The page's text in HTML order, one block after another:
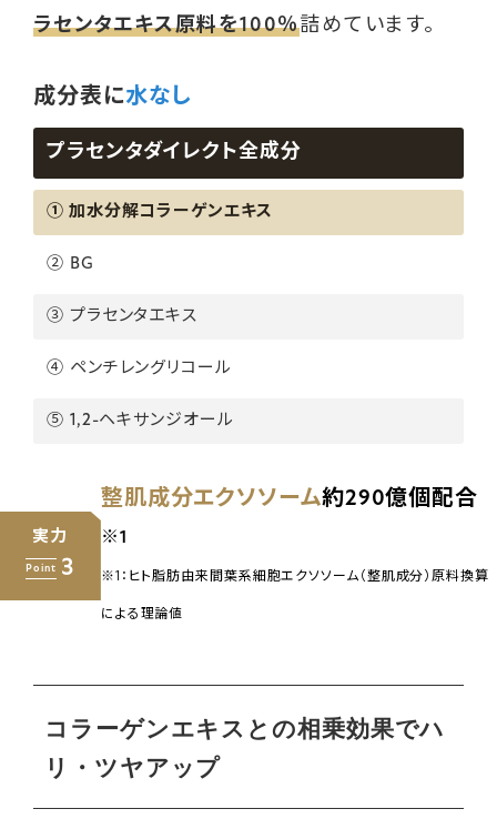
ラセンタエキス原料を100％詰めています。
成分表に水なし
プラセンタダイレクト全成分
① 加水分解コラーゲンエキス
② BG
③ プラセンタエキス
④ ペンチレングリコール
⑤ 1,2-ヘキサンジオール
実力
Point 3
整肌成分エクソソーム約290億個配合
※1
※1：ヒト脂肪由来間葉系細胞エクソソーム（整肌成分）原料換算
による理論値
コラーゲンエキスとの相乗効果でハ
リ・ツヤアップ